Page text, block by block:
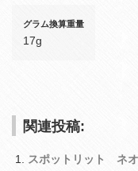
グラム換算重量
17g
関連投稿:
スポットリット ネ